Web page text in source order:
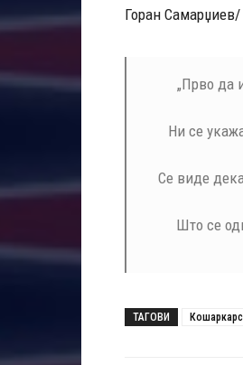
Горан Самарџиев/
„Прво да
Ни се
Се виде
Што се
ТАГОВИ